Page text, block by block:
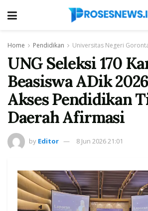
Home Pendidikan Universitas Negeri
UNG Seleksi 170
Beasiswa ADik
Akses Pendidikan
Daerah Afirmasi
by Editor 8 Jun 2026 21:01